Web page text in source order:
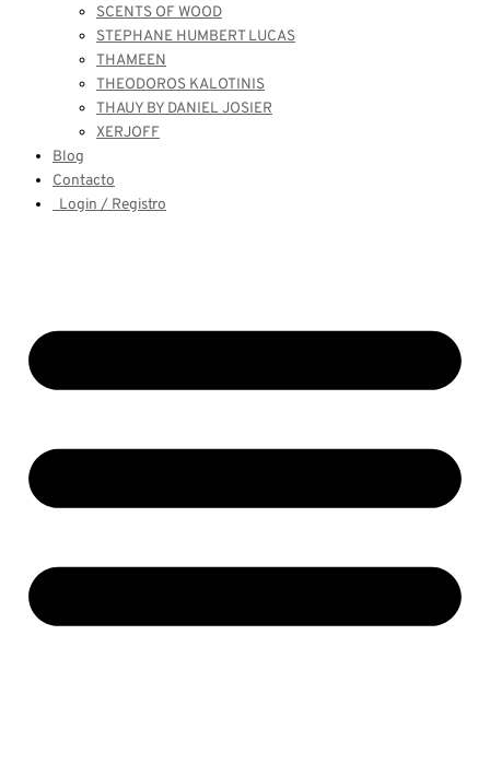
SCENTS OF WOOD
STEPHANE HUMBERT LUCAS
THAMEEN
THEODOROS KALOTINIS
THAUY BY DANIEL JOSIER
XERJOFF
Blog
Contacto
Login / Registro